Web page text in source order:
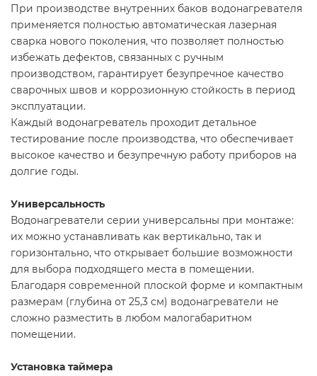
При производстве внутренних баков водонагревателя
применяется полностью автоматическая лазерная
сварка нового поколения, что позволяет полностью
избежать дефектов, связанных с ручным
производством, гарантирует безупречное качество
сварочных швов и коррозионную стойкость в период
эксплуатации.
Каждый водонагреватель проходит детальное
тестирование после производства, что обеспечивает
высокое качество и безупречную работу приборов на
долгие годы.
Универсальность
Водонагреватели серии универсальны при монтаже:
их можно устанавливать как вертикально, так и
горизонтально, что открывает большие возможности
для выбора подходящего места в помещении.
Благодаря современной плоской форме и компактным
размерам (глубина от 25,3 см) водонагреватели не
сложно разместить в любом малогабаритном
помещении.
Установка таймера